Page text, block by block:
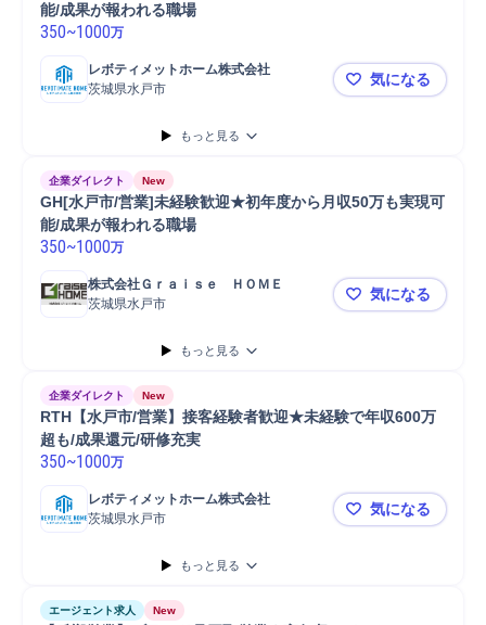
能/成果が報われる職場
350~1000万
レボティメットホーム株式会社
茨城県水戸市
RTH[茨城/
気になる
もっと見る
企業ダイレクト New
GH[水戸市/営業]未経験歓迎★初年度から月収50万も実現可
能/成果が報われる職場
350~1000万
株式会社Ｇｒａｉｓｅ　ＨＯＭＥ
茨城県水戸市
GH[水戸市/
気になる
もっと見る
企業ダイレクト New
RTH【水戸市/営業】接客経験者歓迎★未経験で年収600万
超も/成果還元/研修充実
350~1000万
レボティメットホーム株式会社
茨城県水戸市
RTH【水戸
気になる
もっと見る
エージェント求人 New